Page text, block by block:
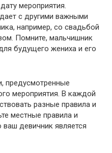
мероприятия.
с другими важными
например, со свадьбой
Помните, мальчишник
будущего жениха и его
предусмотренные
мероприятия. В каждой
разные правила и
местные правила и
девичник является